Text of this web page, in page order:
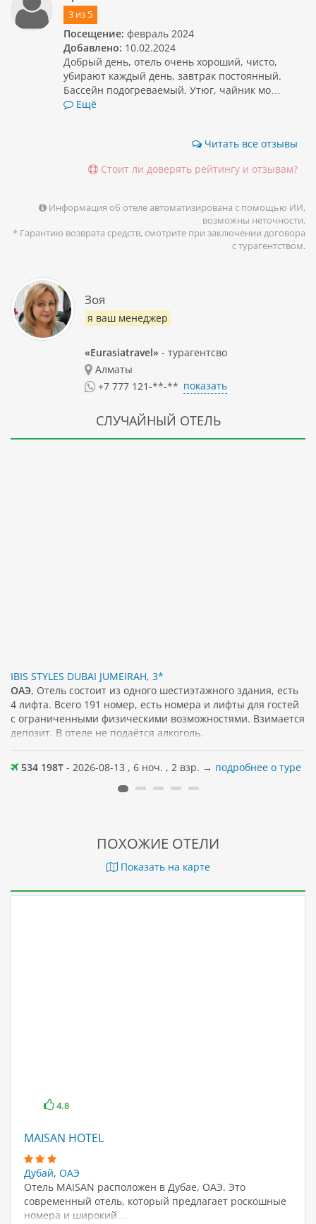
3из 5
Посещение: февраль 2024
Добавлено: 10.02.2024
Добрый день, отель очень хороший, чисто,
убирают каждый день, завтрак постоянный.
Бассейн подогреваемый. Утюг, чайник мо…
Ещё
Читать все отзывы
Стоит ли доверять рейтингу и отзывам?
Информация об отеле автоматизирована с помощью ИИ,
возможны неточности.
* Гарантию возврата средств, смотрите при заключении договора
с турагентством.
Зоя
я ваш менеджер
«Eurasiatravel» - турагентсво
Алматы
+7 777 121-**-** показать
СЛУЧАЙНЫЙ ОТЕЛЬ
IBIS STYLES DUBAI JUMEIRAH, 3*
ОАЭ, Отель состоит из одного шестиэтажного здания, есть
4 лифта. Всего 191 номер, есть номера и лифты для гостей
с ограниченными физическими возможностями. Взимается
депозит. В отеле не подаётся алкоголь.
534 198₸ - 2026-08-13 , 6 ноч. , 2 взр. → подробнее о туре
ПОХОЖИЕ ОТЕЛИ
Показать на карте
4.8
MAISAN HOTEL
Дубай, ОАЭ
Отель MAISAN расположен в Дубае, ОАЭ. Это
современный отель, который предлагает роскошные
номера и широкий…